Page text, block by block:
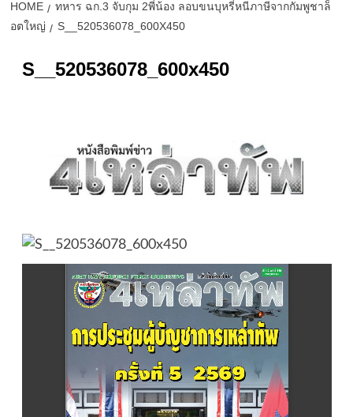
HOME
ทหาร ฉก.3 จับกุม 2พี่น้อง ลอบขนบุหรี่หนีภาษีจากกัมพูชาล็
อตใหญ่
S__520536078_600X450
S__520536078_600x450